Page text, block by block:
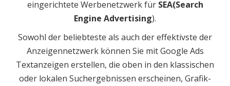
eingerichtete Werbenetzwerk für SEA(Search
Engine Advertising).
Sowohl der beliebteste als auch der effektivste der
Anzeigennetzwerkkönnen Sie mit Google Ads
Textanzeigen erstellen, die oben in den klassischen
oder lokalen Suchergebnissen erscheinen, Grafik-